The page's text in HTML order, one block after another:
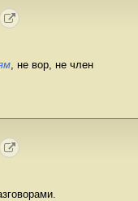
, не вор, не член